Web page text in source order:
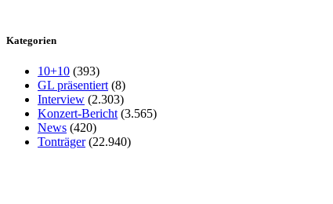
Kategorien
10+10 (393)
GL präsentiert (8)
Interview (2.303)
Konzert-Bericht (3.565)
News (420)
Tonträger(22.940)